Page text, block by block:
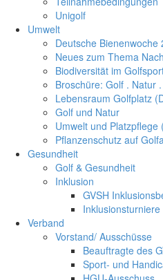
Unigolf
Umwelt
Deutsche Bienenwoche
Neues zum Thema
Biodiversität im
Broschüre: Golf . Natur
Lebensraum Golfplatz
Golf und Natur
Umwelt und Platzpflege
Pflanzenschutz auf
Gesundheit
Golf & Gesundheit
Inklusion
GVSH
Inklusionsturniere
Verband
Vorstand/ Ausschüsse
Beauftragte des
Sport- und